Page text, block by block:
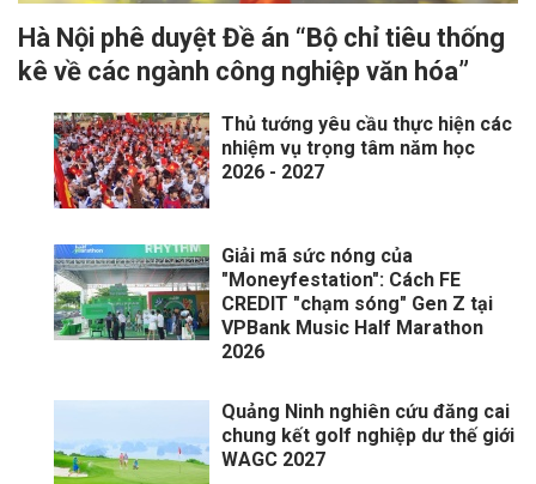
Hà Nội phê duyệt Đề án “Bộ chỉ tiêu thống
kê về các ngành công nghiệp văn hóa”
Thủ tướng yêu cầu thực hiện các
nhiệm vụ trọng tâm năm học
2026 - 2027
Giải mã sức nóng của
"Moneyfestation": Cách FE
CREDIT "chạm sóng" Gen Z tại
VPBank Music Half Marathon
2026
Quảng Ninh nghiên cứu đăng cai
chung kết golf nghiệp dư thế giới
WAGC 2027